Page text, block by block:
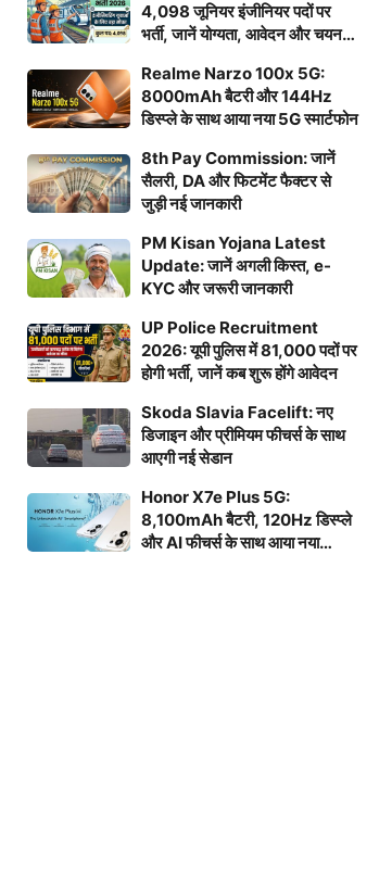
4,098 जूनियर इंजीनियर पदों पर
भर्ती, जानें योग्यता, आवेदन और चयन
Realme Narzo 100x 5G:
8000mAh बैटरी और 144Hz
डिस्प्ले के साथ आया नया 5G स्मार्टफोन
8th Pay Commission: जानें
सैलरी, DA और फिटमेंट फैक्टर से
जुड़ी नई जानकारी
PM Kisan Yojana Latest
Update: जानें अगली किस्त, e-
KYC और जरूरी जानकारी
UP Police Recruitment
2026: यूपी पुलिस में 81,000 पदों पर
होगी भर्ती, जानें कब शुरू होंगे आवेदन
Skoda Slavia Facelift: नए
डिजाइन और प्रीमियम फीचर्स के साथ
आएगी नई सेडान
Honor X7e Plus 5G:
8,100mAh बैटरी, 120Hz डिस्प्ले
और AI फीचर्स के साथ आया नया